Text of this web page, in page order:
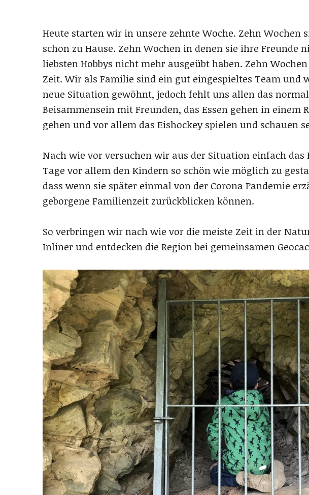
Heute starten wir in unsere zehnte Woche. Zehn Wochen
schon zu Hause. Zehn Wochen in denen sie ihre Freunde
liebsten Hobbys nicht mehr ausgeübt haben. Zehn
Zeit. Wir als Familie sind ein gut eingespieltes Team und
neue Situation gewöhnt, jedoch fehlt uns allen das
Beisammensein mit Freunden, das Essen gehen in einem
gehen und vor allem das Eishockey spielen und schauen
Nach wie vor versuchen wir aus der Situation einfach das
Tage vor allem den Kindern so schön wie möglich zu
dass wenn sie später einmal von der Corona Pandemie
geborgene Familienzeit zurückblicken können.
So verbringen wir nach wie vor die meiste Zeit in der
Inliner und entdecken die Region bei gemeinsamen